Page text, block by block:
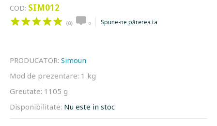
COD: SIM012
(0) 0 Spune-ne părerea ta
PRODUCATOR: Simoun
Mod de prezentare: 1 kg
Greutate: 1105 g
Disponibilitate: Nu este in stoc